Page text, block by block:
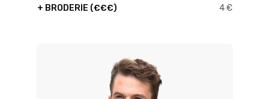
+ BRODERIE (€€€)
4 €